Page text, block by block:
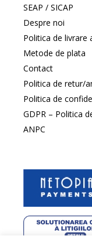
SEAP / SICAP
Despre noi
Politica de livrare
Metode de plata
Contact
Politica de retur/
Politica de
GDPR – Politica
ANPC